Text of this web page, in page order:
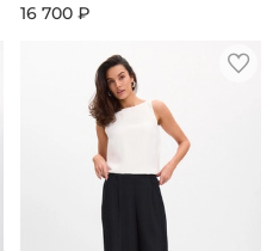
16 700 ₽